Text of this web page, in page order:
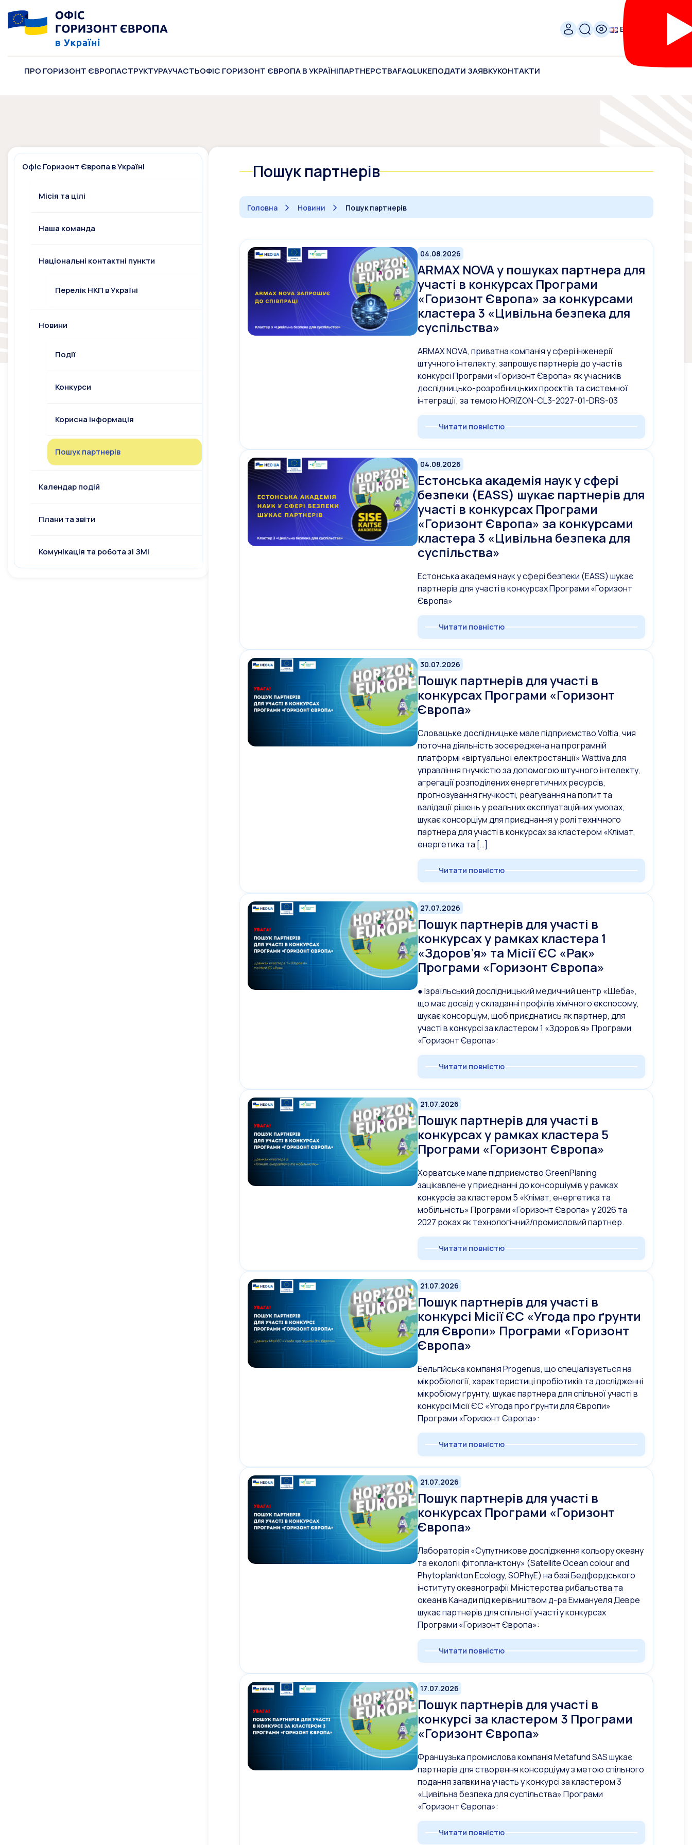
ENG
ПРО ГОРИЗОНТ ЄВРОПАСТРУКТУРАУЧАСТЬОФІС ГОРИЗОНТ ЄВРОПА В УКРАЇНІПАРТНЕРСТВАFAQLUKEПОДАТИ ЗАЯВКУКОНТАКТИ
Офіс Горизонт Європа в Україні
Місія та цілі
Наша команда
Національні контактні пункти
Перелік НКП в Україні
Новини
Події
Конкурси
Корисна інформація
Пошук партнерів
Календар подій
Плани та звіти
Комунікація та робота зі ЗМІ
Пошук партнерів
Головна Новини Пошук партнерів
04.08.2026
ARMAX NOVA у пошуках партнера для
участі в конкурсах Програми
«Горизонт Європа» за конкурсами
кластера 3 «Цивільна безпека для
суспільства»
ARMAX NOVA, приватна компанія у сфері інженерії
штучного інтелекту, запрошує партнерів до участі в
конкурсі Програми «Горизонт Європа» як учасників
дослідницько-розробницьких проєктів та системної
інтеграції, за темою HORIZON-CL3-2027-01-DRS-03
Читати повністю
04.08.2026
Естонська академія наук у сфері
безпеки (EASS) шукає партнерів для
участі в конкурсах Програми
«Горизонт Європа» за конкурсами
кластера 3 «Цивільна безпека для
суспільства»
Естонська академія наук у сфері безпеки (EASS) шукає
партнерів для участі в конкурсах Програми «Горизонт
Європа»
Читати повністю
30.07.2026
Пошук партнерів для участі в
конкурсах Програми «Горизонт
Європа»
Словацьке дослідницьке мале підприємство Voltia, чия
поточна діяльність зосереджена на програмній
платформі «віртуальної електростанції» Wattiva для
управління гнучкістю за допомогою штучного інтелекту,
агрегації розподілених енергетичних ресурсів,
прогнозування гнучкості, реагування на попит та
валідації рішень у реальних експлуатаційних умовах,
шукає консорціум для приєднання у ролі технічного
партнера для участі в конкурсах за кластером «Клімат,
енергетика та […]
Читати повністю
27.07.2026
Пошук партнерів для участі в
конкурсах у рамках кластера 1
«Здоров’я» та Місії ЄС «Рак»
Програми «Горизонт Європа»
● Ізраїльський дослідницький медичний центр «Шеба»,
що має досвід у складанні профілів хімічного експосому,
шукає консорціум, щоб приєднатись як партнер, для
участі в конкурсі за кластером 1 «Здоров’я» Програми
«Горизонт Європа»:
Читати повністю
21.07.2026
Пошук партнерів для участі в
конкурсах у рамках кластера 5
Програми «Горизонт Європа»
Хорватське мале підприємство GreenPlaning
зацікавлене у приєднанні до консорціумів у рамках
конкурсів за кластером 5 «Клімат, енергетика та
мобільність» Програми «Горизонт Європа» у 2026 та
2027 роках як технологічний/промисловий партнер.
Читати повністю
21.07.2026
Пошук партнерів для участі в
конкурсі Місії ЄС «Угода про ґрунти
для Європи» Програми «Горизонт
Європа»
Бельгійська компанія Progenus, що спеціалізується на
мікробіології, характеристиці пробіотиків та дослідженні
мікробіому ґрунту, шукає партнера для спільної участі в
конкурсі Місії ЄС «Угода про ґрунти для Європи»
Програми «Горизонт Європа»:
Читати повністю
21.07.2026
Пошук партнерів для участі в
конкурсах Програми «Горизонт
Європа»
Лабораторія «Супутникове дослідження кольору океану
та екології фітопланктону» (Satellite Ocean colour and
Phytoplankton Ecology, SOPhyE) на базі Бедфордського
інституту океанографії Міністерства рибальства та
океанів Канади під керівництвом д-ра Еммануеля Девре
шукає партнерів для спільної участі у конкурсах
Програми «Горизонт Європа»:
Читати повністю
17.07.2026
Пошук партнерів для участі в
конкурсі за кластером 3 Програми
«Горизонт Європа»
Французька промислова компанія Metafund SAS шукає
партнерів для створення консорціуму з метою спільного
подання заявки на участь у конкурсі за кластером 3
«Цивільна безпека для суспільства» Програми
«Горизонт Європа»:
Читати повністю